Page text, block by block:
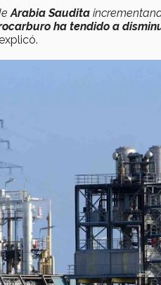
Arabia Saudita
ha tendido a